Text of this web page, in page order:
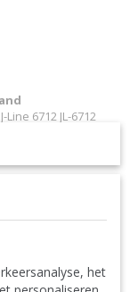
Line 6712 JL-6712
de neige
à nous contacter
0032 9 378 24
het